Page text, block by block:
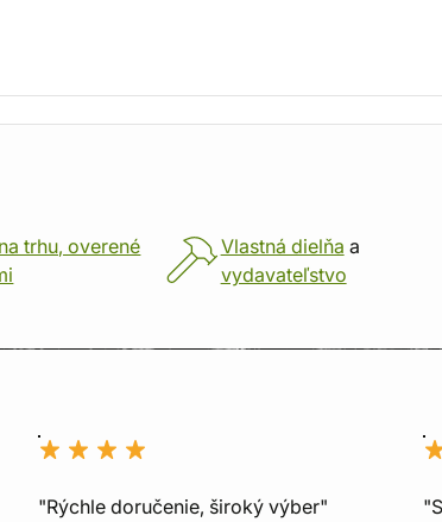
trhu, overené
Vlastná dielňa a
vydavateľstvo
"Rýchle doručenie, široký výber"